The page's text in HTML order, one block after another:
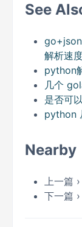
See
解析速
python
几个
是否可
python
Nearby
上一篇 ›
下一篇 ›